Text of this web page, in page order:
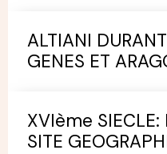
ALTIANI
GENES ET
XVIème SIECLE:
SITE